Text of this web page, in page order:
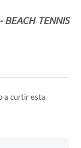
BEACH TENNIS
a curtir esta